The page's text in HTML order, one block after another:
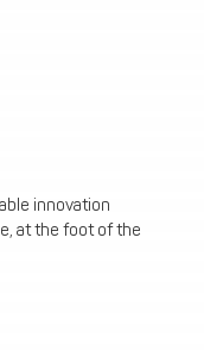
innovation
at the foot of the